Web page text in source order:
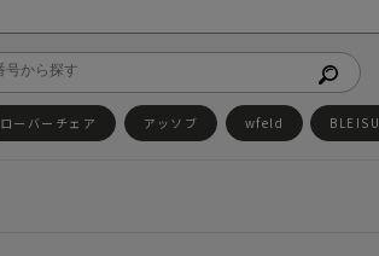
ローバーチェア アッソブ wfeld